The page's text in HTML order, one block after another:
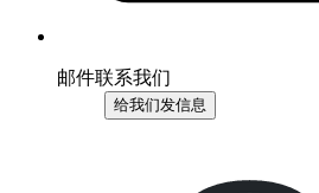
邮件联系我们
给我们发信息